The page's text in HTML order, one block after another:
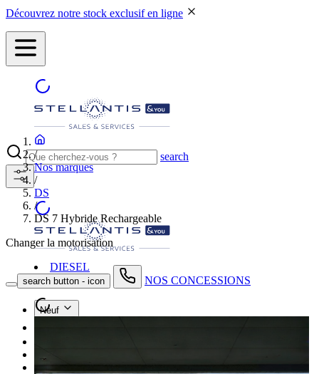
Découvrez notre stock exclusif en ligne
search
search button - icon NOS CONCESSIONS
Neuf
Entretien
/
Nos marques
/
DS
/
DS 7 Hybride Rechargeable
Changer la motorisation
DIESEL